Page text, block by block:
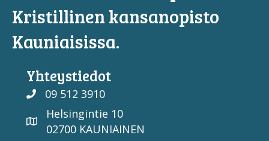
Kristillinen kansanopisto
Kauniaisissa.
Yhteystiedot
09 512 3910
Helsingintie 10
02700 KAUNIAINEN